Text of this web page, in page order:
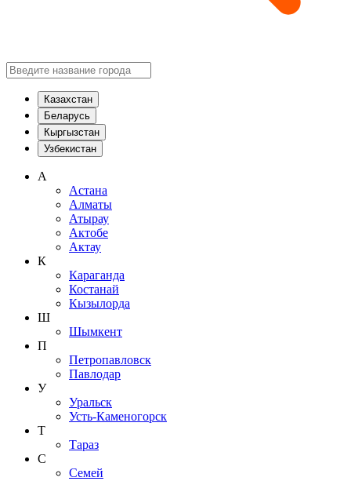
Казахстан
Беларусь
Кыргызстан
Узбекистан
А
Астана
Алматы
Атырау
Актобе
Актау
К
Караганда
Костанай
Кызылорда
Ш
Шымкент
П
Петропавловск
Павлодар
У
Уральск
Усть-Каменогорск
Т
Тараз
С
Семей